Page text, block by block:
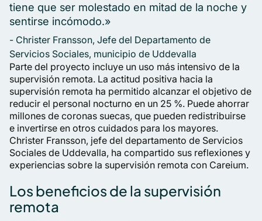
tiene que ser molestado en mitad de la noche y
sentirse incómodo.»
Christer Fransson, Jefe del Departamento de
Servicios Sociales, municipio de Uddevalla
Parte del proyecto incluye un uso más intensivo de la
supervisión remota. La actitud positiva hacia la
supervisión remota ha permitido alcanzar el objetivo de
reducir el personal nocturno en un 25 %. Puede ahorrar
millones de coronas suecas, que pueden redistribuirse
e invertirse en otros cuidados para los mayores.
Christer Fransson, jefe del departamento de Servicios
Sociales de Uddevalla, ha compartido sus reflexiones y
experiencias sobre la supervisión remota con Careium.
Los beneficios de la supervisión
remota